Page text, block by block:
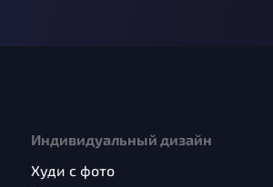
Индивидуальный дизайн
Худи с фото